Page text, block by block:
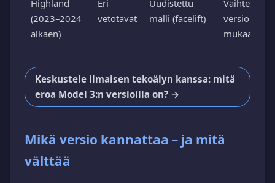
Highland
(2023–2024
alkaen)
Eri
vetotavat
Uudistettu
malli (facelift)
Vaihtelee
version
mukaan
Keskustele ilmaisen tekoälyn kanssa: mitä
eroa Model 3:n versioilla on? →
Mikä versio kannattaa – ja mitä
välttää